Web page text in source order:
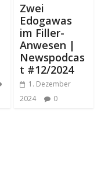
Zwei
Edogawas
im Filler-
Anwesen |
Newspodcas
t #12/2024
1. Dezember
2024
0